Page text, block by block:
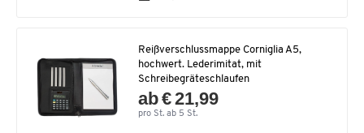
Reißverschlussmappe Corniglia A5,
hochwert. Lederimitat, mit
Schreibegräteschlaufen
ab € 21,99
pro St. ab 5 St.